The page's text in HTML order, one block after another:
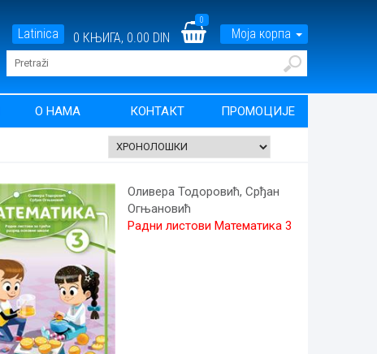
Latinica 0 КЊИГА, 0.00 DIN
0
Моја корпа
О НАМА КОНТАКТ ПРОМОЦИЈЕ
Оливера Тодоровић, Срђан
Огњановић
Радни листови Математика 3